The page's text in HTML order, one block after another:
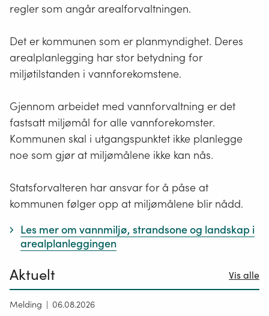
regler som angår arealforvaltningen.
Det er kommunen som er planmyndighet. Deres
arealplanlegging har stor betydning for
miljøtilstanden i vannforekomstene.
Gjennom arbeidet med vannforvaltning er det
fastsatt miljømål for alle vannforekomster.
Kommunen skal i utgangspunktet ikke planlegge
noe som gjør at miljømålene ikke kan nås.
Statsforvalteren har ansvar for å påse at
kommunen følger opp at miljømålene blir nådd.
Les mer om vannmiljø, strandsone og landskap i
arealplanleggingen
Aktuelt Vis alle
Melding 06.08.2026